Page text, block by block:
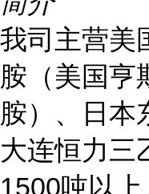
我司主营美
胺（美国亨
胺）、日本
大连恒力三
1500吨以